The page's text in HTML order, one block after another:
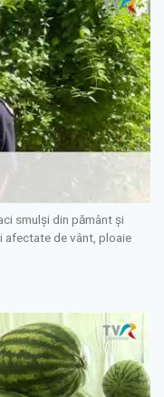
smulși din pământ și
de vânt, ploaie